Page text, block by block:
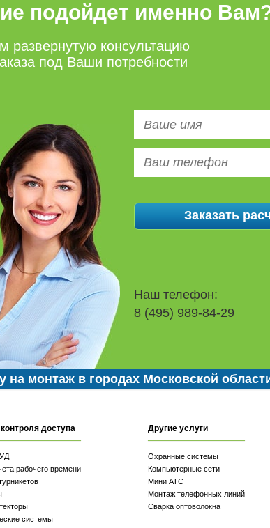
подойдет именно
консультацию
под Ваши потребности
Наш телефон:
8 (495) 989-84-29
монтаж в городах Московской
доступа
рабочего времени
системы
Другие услуги
Охранные системы
Компьютерные сети
Мини АТС
Монтаж телефонных линий
Сварка оптоволокна